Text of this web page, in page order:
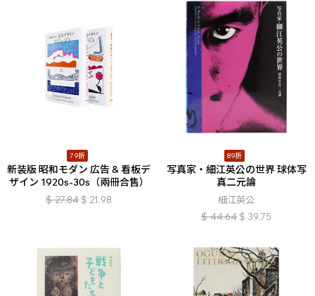
79折
新装版 昭和モダン 広告 & 看板デ
ザイン 1920s-30s（兩冊合售）
$ 27.84 $ 21.98
89折
写真家・細江英公の世界 球体写
真二元論
細江英公
$ 44.64 $ 39.75